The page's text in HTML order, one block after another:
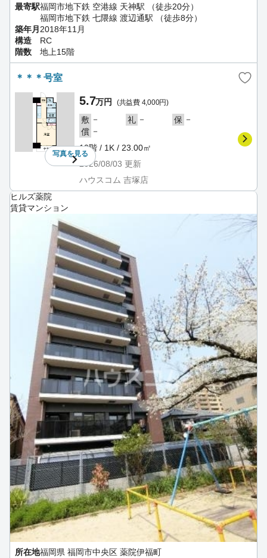
最寄駅福岡市地下鉄 空港線 天神駅 （徒歩20分）
福岡市地下鉄 七隈線 渡辺通駅 （徒歩8分）
築年月 2018年11月
構造
RC
階数
地上15階
＊＊＊号室
写真を見る
5.7万円 (共益費 4,000円)
敷 － 礼 － 保 －
償 －
10階 / 1K / 23.00㎡
2026/08/03 更新
ハウスコム 吉塚店
ヒルズ薬院
賃貸マンション
所在地福岡県 福岡市中央区 薬院伊福町